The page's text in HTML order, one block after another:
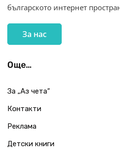
българското интернет
За нас
Още…
За „Аз чета“
Контакти
Реклама
Детски книги